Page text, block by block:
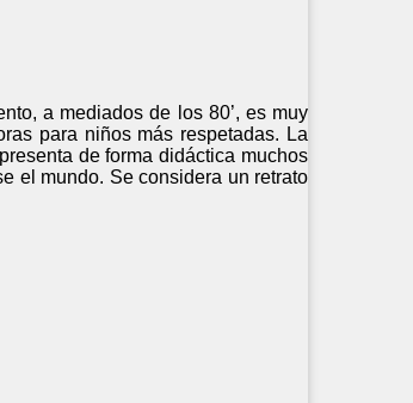
a mediados de los 80’, es muy
para niños más respetadas. La
de forma didáctica muchos
el mundo. Se considera un retrato